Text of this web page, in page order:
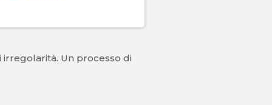
Un processo di